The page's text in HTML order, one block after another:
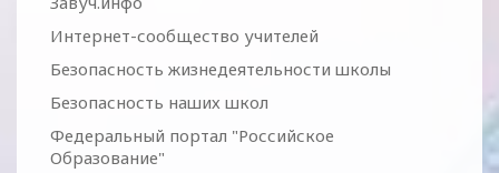
Интернет-сообщество учителей
Безопасность жизнедеятельности школы
Безопасность наших школ
Федеральный портал "Российское
Образование"